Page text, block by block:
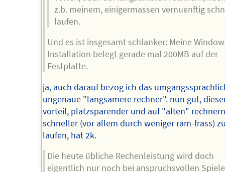
z.b. meinem, einigermassen vernuenftig
laufen.
Und es ist insgesamt schlanker: Meine
Installation belegt gerade mal 200MB auf der
Festplatte.
ja, auch darauf bezog ich das
ungenaue "langsamere rechner". nun gut,
vorteil, platzsparender und auf "alten" rechnern
schneller (vor allem durch weniger ram-frass)
laufen, hat 2k.
Die heute übliche Rechenleistung wird doch
eigentlich nur noch bei anspruchsvollen